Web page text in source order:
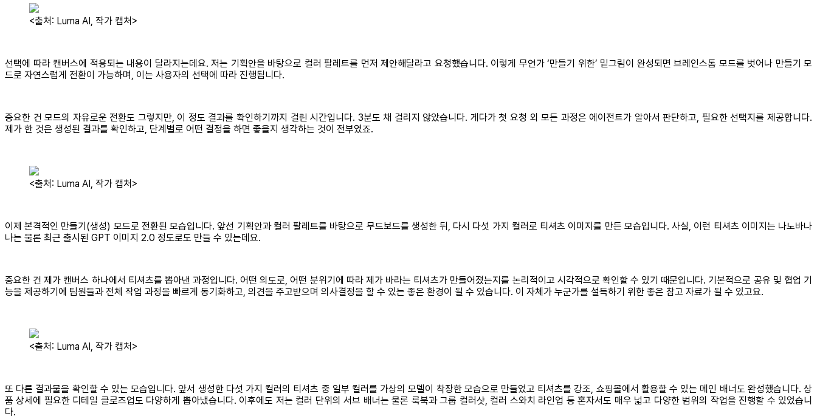
<출처: Luma AI, 작가 캡처>
선택에 따라 캔버스에 적용되는 내용이 달라지는데요. 저는 기획안을 바탕으로 컬러 팔레트를 먼저 제안해달라고 요청했습니다. 이렇게 무언가 ‘만들기 위한’ 밑그림이 완성되면 브레인스톰 모드를 벗어나 만들기 모
드로 자연스럽게 전환이 가능하며, 이는 사용자의 선택에 따라 진행됩니다.
중요한 건 모드의 자유로운 전환도 그렇지만, 이 정도 결과를 확인하기까지 걸린 시간입니다. 3분도 채 걸리지 않았습니다. 게다가 첫 요청 외 모든 과정은 에이전트가 알아서 판단하고, 필요한 선택지를 제공합니다.
제가 한 것은 생성된 결과를 확인하고, 단계별로 어떤 결정을 하면 좋을지 생각하는 것이 전부였죠.
<출처: Luma AI, 작가 캡처>
이제 본격적인 만들기(생성) 모드로 전환된 모습입니다. 앞선 기획안과 컬러 팔레트를 바탕으로 무드보드를 생성한 뒤, 다시 다섯 가지 컬러로 티셔츠 이미지를 만든 모습입니다. 사실, 이런 티셔츠 이미지는 나노바나
나는 물론 최근 출시된 GPT 이미지 2.0 정도로도 만들 수 있는데요.
중요한 건 제가 캔버스 하나에서 티셔츠를 뽑아낸 과정입니다. 어떤 의도로, 어떤 분위기에 따라 제가 바라는 티셔츠가 만들어졌는지를 논리적이고 시각적으로 확인할 수 있기 때문입니다. 기본적으로 공유 및 협업 기
능을 제공하기에 팀원들과 전체 작업 과정을 빠르게 동기화하고, 의견을 주고받으며 의사결정을 할 수 있는 좋은 환경이 될 수 있습니다. 이 자체가 누군가를 설득하기 위한 좋은 참고 자료가 될 수 있고요.
<출처: Luma AI, 작가 캡처>
또 다른 결과물을 확인할 수 있는 모습입니다. 앞서 생성한 다섯 가지 컬러의 티셔츠 중 일부 컬러를 가상의 모델이 착장한 모습으로 만들었고 티셔츠를 강조, 쇼핑몰에서 활용할 수 있는 메인 배너도 완성했습니다. 상
품 상세에 필요한 디테일 클로즈업도 다양하게 뽑아냈습니다. 이후에도 저는 컬러 단위의 서브 배너는 물론 룩북과 그룹 컬러샷, 컬러 스와치 라인업 등 혼자서도 매우 넓고 다양한 범위의 작업을 진행할 수 있었습니
다.